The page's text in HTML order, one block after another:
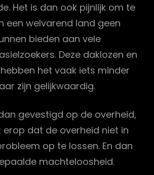
Het is dan ook pijnlijk om te
een welvarend land geen
bieden aan vele
Deze daklozen en
het vaak iets minder
zijn gelijkwaardig.
gevestigd op de overheid,
erop dat de overheid niet in
op te lossen. En dan
machteloosheid.